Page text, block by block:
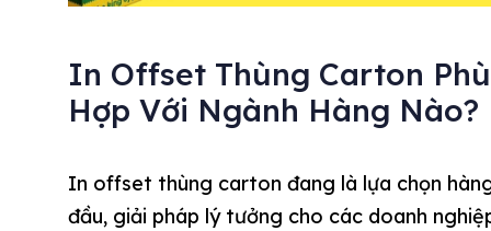
In Offset Thùng Carton Phù
Hợp Với Ngành Hàng Nào?
In offset thùng carton đang là lựa chọn
đầu, giải pháp lý tưởng cho các doanh